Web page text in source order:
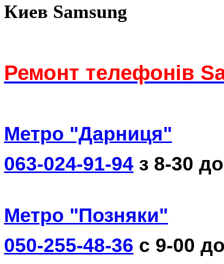
Киев Samsung
Ремонт телефонів
Метро "Дарниця"
063-024-91-94 з 8-30
Метро "Позняки"
050-255-48-36 с 9-00